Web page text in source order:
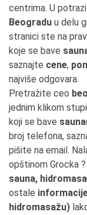
centrima. U
Beogradu u delu
stranici ste na
koje se bave
saznajte cene,
najviše odgovara.
Pretražite ceo
jednim klikom
koji se bave
broj telefona,
pišite na email.
opštinom Grocka
sauna,
ostale
hidromasažu)